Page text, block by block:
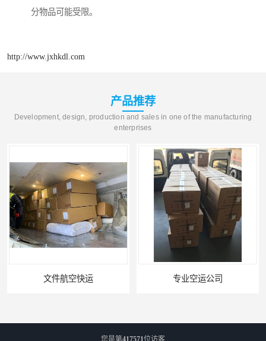
分物品可能受限。
http://www.jxhkdl.com
产品推荐
Development, design, production and sales in one of the manufacturing
enterprises
文件航空快运 专业空运公司
您是第417571位访客